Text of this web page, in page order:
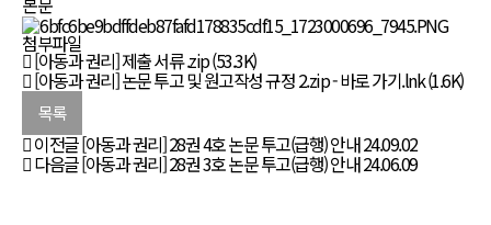
첨부파일
[아동과 권리] 제출 서류 .zip(53.3K)
[아동과 권리] 논문 투고 및 원고작성 규정 2.zip - 바로 가기.lnk(1.6K)
목록
이전글[아동과 권리] 28권 4호 논문 투고(급행) 안내24.09.02
다음글[아동과 권리] 28권 3호 논문 투고(급행) 안내24.06.09